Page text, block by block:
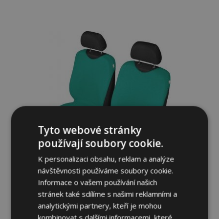
oblíbeným
Autotrika SHIRT COTTON na přední
sedačky zelené Alfa Romeo Giulietta do
2013
Tyto webové stránky
používají soubory cookie.
K personalizaci obsahu, reklam a analýze
návštěvnosti používáme soubory cookie.
Informace o vašem používání našich
stránek také sdílíme s našimi reklamními a
analytickými partnery, kteří je mohou